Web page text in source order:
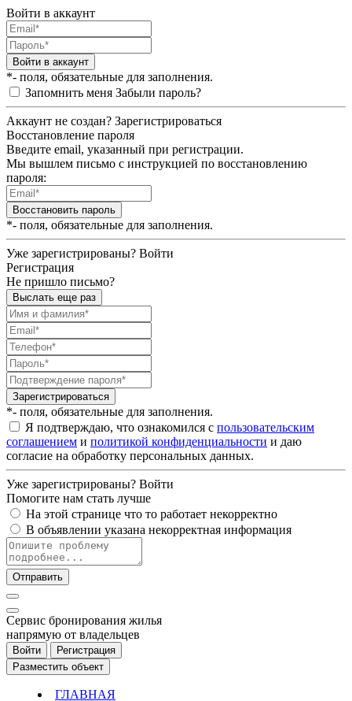
Войти в аккаунт
Войти в аккаунт
*- поля, обязательные для заполнения.
Запомнить меня Забыли пароль?
Аккаунт не создан? Зарегистрироваться
Восстановление пароля
Введите email, указанный при регистрации.
Мы вышлем письмо с инструкцией по восстановлению
пароля:
Восстановить пароль
*- поля, обязательные для заполнения.
Уже зарегистрированы? Войти
Регистрация
Не пришло письмо?
Выслать еще раз
Зарегистрироваться
*- поля, обязательные для заполнения.
Я подтверждаю, что ознакомился с пользовательским
соглашением и политикой конфиденциальности и даю
согласие на обработку персональных данных.
Уже зарегистрированы? Войти
Помогите нам стать лучше
На этой странице что то работает некорректно
В объявлении указана некорректная информация
Отправить
Cервис бронирования жилья
напрямую от владельцев
Войти
Регистрация
Разместить объект
ГЛАВНАЯ